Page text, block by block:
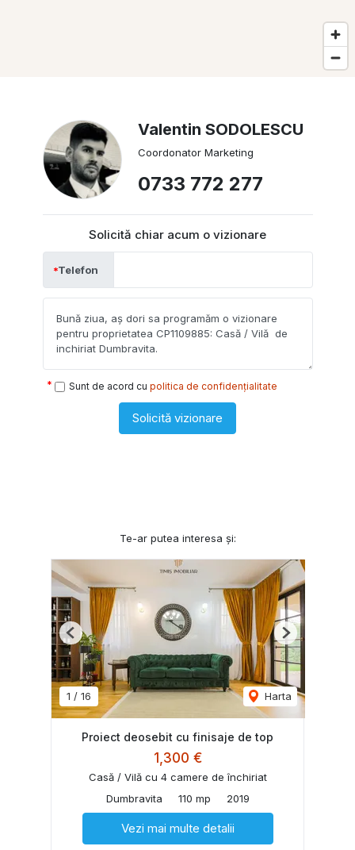
Valentin SODOLESCU
Coordonator Marketing
0733 772 277
Solicită chiar acum o vizionare
Telefon
Sunt de acord cu politica de confidențialitate
Solicită vizionare
Te-ar putea interesa și:
1 / 16 Harta
Previous Next
Proiect deosebit cu finisaje de top
1,300 €
Casă / Vilă cu 4 camere de închiriat
Dumbravita
110 mp 2019
Vezi mai multe detalii